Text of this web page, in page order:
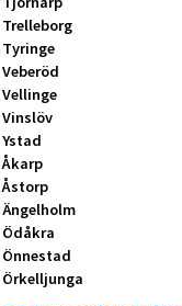
Trelleborg
Tyringe
Veberöd
Vellinge
Vinslöv
Ystad
Åkarp
Åstorp
Ängelholm
Ödåkra
Önnestad
Örkelljunga